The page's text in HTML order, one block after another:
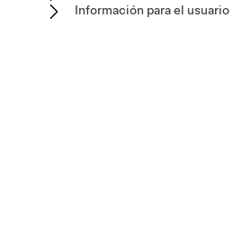
Información para el usuario